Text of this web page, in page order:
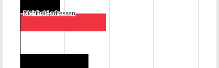
Dichtheid adressen
Dichtheid adressen